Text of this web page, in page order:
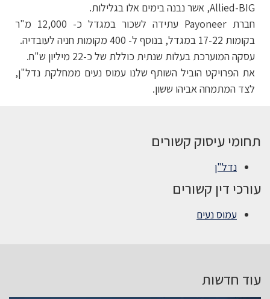
Allied-BIG, אשר נבנה בימים אלו בגלילות.
חברת Payoneer עתידה לשכור במגדל כ- 12,000 מ"ר
בקומות 17-22 במגדל, בנוסף ל- 400 מקומות חניה לעובדיה.
עסקה המוערכת בעלות שנתית כוללת של כ-22 מיליון ש"ח.
את הפרויקט הוביל השותף שלנו עמוס נעים ממחלקת נדל"ן,
לצד המתמחה אביהו ששון.
תחומי עיסוק קשורים
נדל"ן
עורכי דין קשורים
עמוס נעים
עוד חדשות